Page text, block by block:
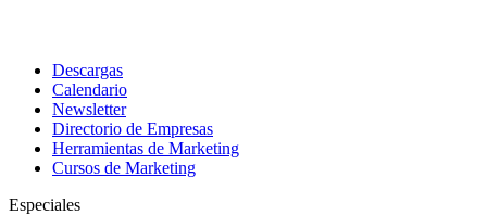
Descargas
Calendario
Newsletter
Directorio de Empresas
Herramientas de Marketing
Cursos de Marketing
Especiales